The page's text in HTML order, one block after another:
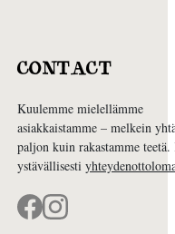
CONTACT
Kuulemme mielellämme
asiakkaistamme – melkein
paljon kuin rakastamme teetä.
ystävällisesti